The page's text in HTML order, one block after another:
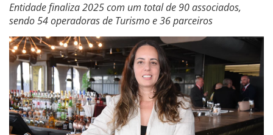
Entidade finaliza 2025 com um total de 90 associados,
sendo 54 operadoras de Turismo e 36 parceiros